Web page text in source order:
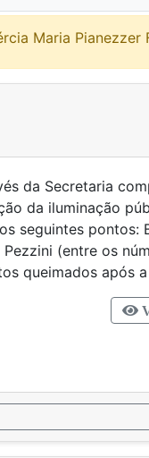
Maria Pianezzer
da Secretaria
da iluminação
seguintes pontos:
(entre os
queimados após a